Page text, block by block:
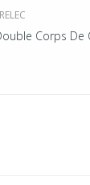
Corps De